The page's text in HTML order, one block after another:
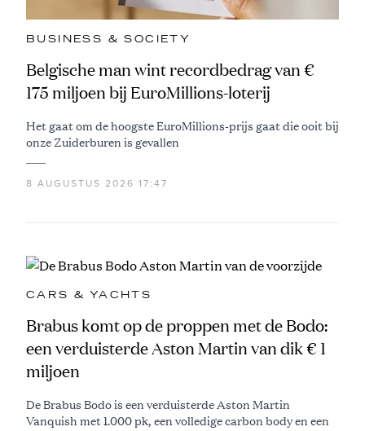
BUSINESS & SOCIETY
Belgische man wint recordbedrag van €
175 miljoen bij EuroMillions-loterij
Het gaat om de hoogste EuroMillions-prijs gaat die ooit bij
onze Zuiderburen is gevallen
8 AUGUSTUS 2026 17:47
CARS & YACHTS
Brabus komt op de proppen met de Bodo:
een verduisterde Aston Martin van dik € 1
miljoen
De Brabus Bodo is een verduisterde Aston Martin
Vanquish met 1.000 pk, een volledige carbon body en een